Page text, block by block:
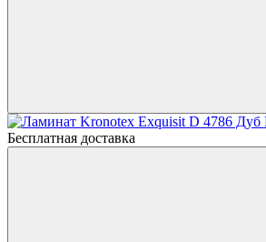
Бесплатная доставка